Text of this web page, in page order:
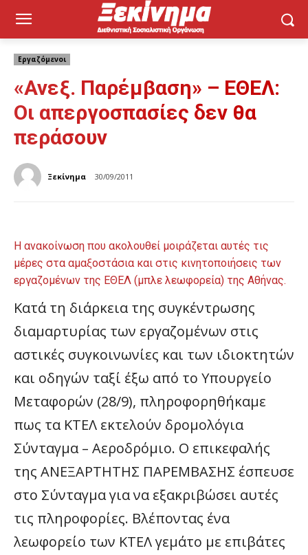
Εργαζόμενοι
«Ανεξ. Παρέμβαση» – ΕΘΕΛ:
Οι απεργοσπασίες δεν θα
περάσουν
Ξεκίνημα 30/09/2011
Η ανακοίνωση που ακολουθεί μοιράζεται αυτές τις
μέρες στα αμαξοστάσια και στις κινητοποιήσεις των
εργαζομένων της ΕΘΕΛ (μπλε λεωφορεία) της Αθήνας.
Κατά τη διάρκεια της συγκέντρωσης
διαμαρτυρίας των εργαζομένων στις
αστικές συγκοινωνίες και των ιδιοκτητών
και οδηγών ταξί έξω από το Υπουργείο
Μεταφορών (28/9), πληροφορηθήκαμε
πως τα ΚΤΕΛ εκτελούν δρομολόγια
Σύνταγμα – Αεροδρόμιο. Ο επικεφαλής
της ΑΝΕΞΑΡΤΗΤΗΣ ΠΑΡΕΜΒΑΣΗΣ έσπευσε
στο Σύνταγμα για να εξακριβώσει αυτές
τις πληροφορίες. Βλέποντας ένα
λεωφορείο των ΚΤΕΛ γεμάτο με επιβάτες